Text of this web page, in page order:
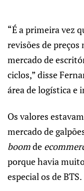
“É a primeira vez
revisões de
mercado de
ciclos,” disse
área de logística e
Os valores
mercado de
boomde
porque havia
especial os de BTS.